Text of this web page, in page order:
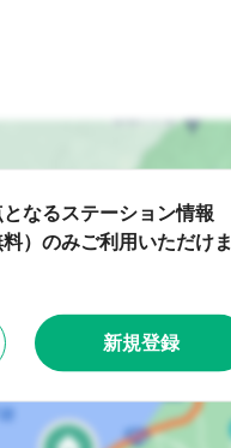
なるステーション情報
）のみご利用いただけま
新規登録